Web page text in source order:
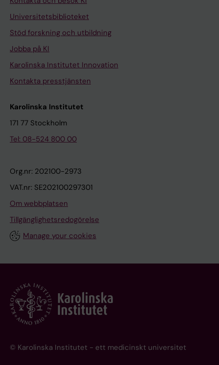
Universitetsbiblioteket
Stöd forskning och utbildning
Jobba på KI
Karolinska Institutet Innovation
Kontakta presstjänsten
Karolinska Institutet
171 77 Stockholm
Tel: 08-524 800 00
Org.nr: 202100-2973
VAT.nr: SE202100297301
Om webbplatsen
Tillgänglighetsredogörelse
Manage your cookies
© Karolinska Institutet - ett medicinskt universitet